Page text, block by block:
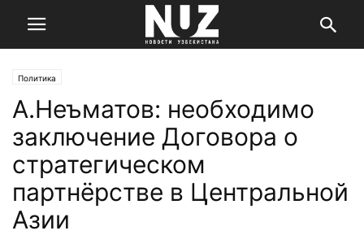
Политика
А.Неъматов: необходимо
заключение Договора о
стратегическом
партнёрстве в Центральной
Азии